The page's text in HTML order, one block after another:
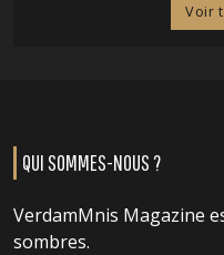
Voir
QUI SOMMES-NOUS ?
VerdamMnis Magazine
sombres.